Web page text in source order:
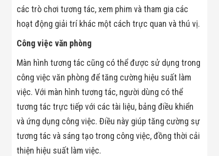
các trò chơi tương tác, xem phim và tham gia các
hoạt động giải trí khác một cách trực quan và thú vị.
Công việc văn phòng
Màn hình tương tác cũng có thể được sử dụng trong
công việc văn phòng để tăng cường hiệu suất làm
việc. Với màn hình tương tác, người dùng có thể
tương tác trực tiếp với các tài liệu, bảng điều khiển
và ứng dụng công việc. Điều này giúp tăng cường sự
tương tác và sáng tạo trong công việc, đồng thời cải
thiện hiệu suất làm việc.